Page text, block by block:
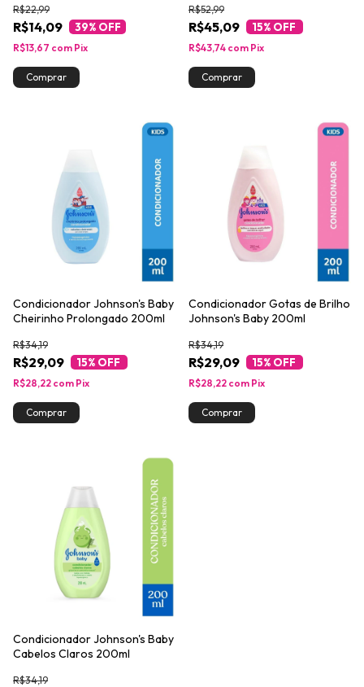
R$14,09
R$22,99
39% OFF
R$13,67 com Pix
R$45,09
R$52,99
15% OFF
R$43,74 com Pix
Condicionador Johnson's Baby
Cheirinho Prolongado 200ml
R$29,09
R$34,19
15% OFF
R$28,22 com Pix
Condicionador Gotas de Brilho
Johnson's Baby 200ml
R$29,09
R$34,19
15% OFF
R$28,22 com Pix
Condicionador Johnson's Baby
Cabelos Claros 200ml
R$34,19